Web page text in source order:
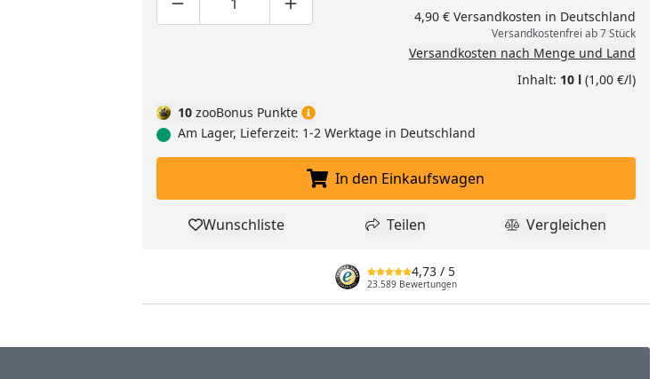
Produktmenge um eins verringern
Produktmenge manuell eingeben
Produktmenge um eins erhöhen4,90 € Versandkosten in Deutschland
Versandkostenfrei ab 7 Stück
Versandkosten nach Menge und Land
Inhalt: 10 l(1,00 €/l)
10 zooBonus Punkte
Am Lager, Lieferzeit: 1-2 Werktage in Deutschland
In den Einkaufswagen legen
In den Einkaufswagen
Produkt zur Wunschliste hinzufügen
Wunschliste Teilen
Teilen Produkt
Vergleichen
4,73 / 5
23.589 Bewertungen